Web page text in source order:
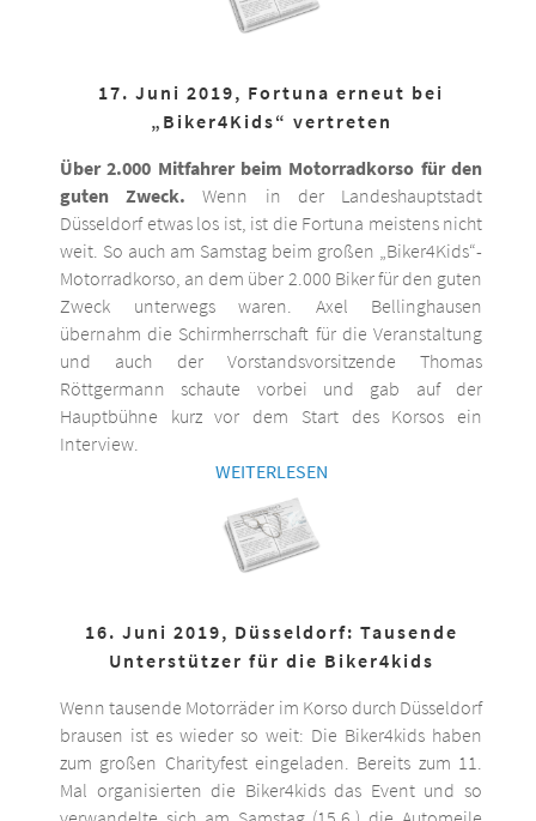
17. Juni 2019, Fortuna erneut bei
„Biker4Kids“ vertreten
Über 2.000 Mitfahrer beim Motorradkorso für den
guten Zweck. Wenn in der Landeshauptstadt
Düsseldorf etwas los ist, ist die Fortuna meistens nicht
weit. So auch am Samstag beim großen „Biker4Kids“-
Motorradkorso, an dem über 2.000 Biker für den guten
Zweck unterwegs waren. Axel Bellinghausen
übernahm die Schirmherrschaft für die Veranstaltung
und auch der Vorstandsvorsitzende Thomas
Röttgermann schaute vorbei und gab auf der
Hauptbühne kurz vor dem Start des Korsos ein
Interview.
WEITERLESEN
16. Juni 2019, Düsseldorf: Tausende
Unterstützer für die Biker4kids
Wenn tausende Motorräder im Korso durch Düsseldorf
brausen ist es wieder so weit: Die Biker4kids haben
zum großen Charityfest eingeladen. Bereits zum 11.
Mal organisierten die Biker4kids das Event und so